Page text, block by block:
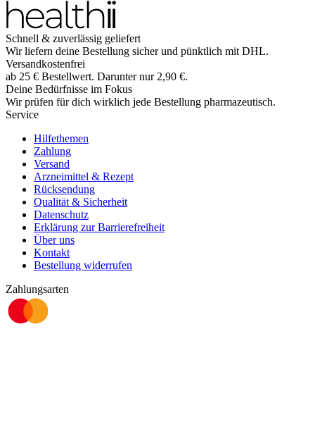
Schnell & zuverlässig geliefert
Wir liefern deine Bestellung sicher und pünktlich mit DHL.
Versandkostenfrei
ab 25 € Bestellwert. Darunter nur 2,90 €.
Deine Bedürfnisse im Fokus
Wir prüfen für dich wirklich jede Bestellung pharmazeutisch.
Service
Hilfethemen
Zahlung
Versand
Arzneimittel & Rezept
Rücksendung
Qualität & Sicherheit
Datenschutz
Erklärung zur Barrierefreiheit
Über uns
Kontakt
Bestellung widerrufen
Zahlungsarten